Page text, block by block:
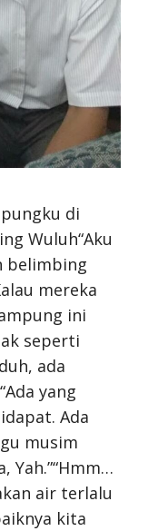
di
Wuluh“Aku
belimbing
mereka
ini
seperti
ada
yang
Ada
musim
Yah.”“Hmm…
air terlalu
kita